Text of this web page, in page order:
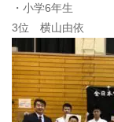
・小学6年生
3位 横山由依